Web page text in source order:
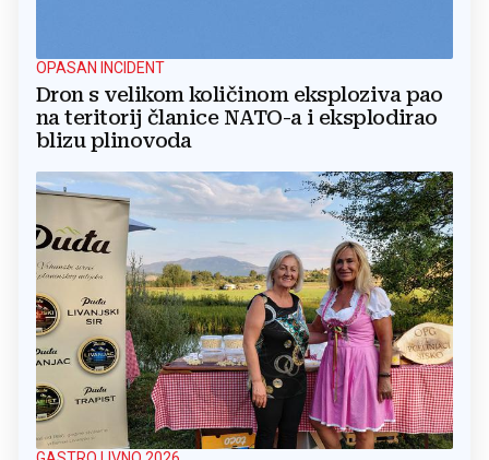
OPASAN INCIDENT
Dron s velikom količinom eksploziva pao
na teritorij članice NATO-a i eksplodirao
blizu plinovoda